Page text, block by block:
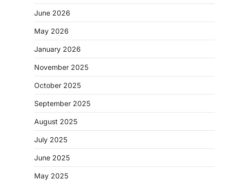
June 2026
May 2026
January 2026
November 2025
October 2025
September 2025
August 2025
July 2025
June 2025
May 2025
CHHATTISGARH
CG: 1 से 19 वर्ष तक के बच्चों को निःशुल्क दी
जाएगी एल्बेंडाजोल
More Khabar August 7, 2026
रायपुर। राष्ट्रीय कृमि मुक्ति दिवस भारत सरकार द्वारा
CHHATTISGARH